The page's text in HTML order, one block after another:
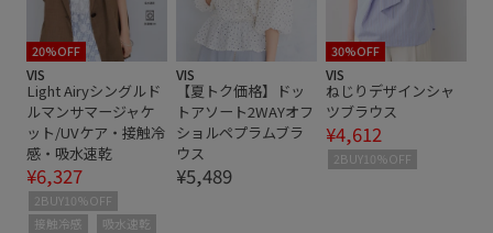
程よいゆとり 薄手 透け感
20%OFF
VIS
Light Airyシングルド
ルマンサマージャケ
ット/UVケア・接触冷
感・吸水速乾
¥6,327
2BUY10%OFF
接触冷感
吸水速乾
VIS
【夏トク価格】ドッ
トアソート2WAYオフ
ショルペプラムブラ
ウス
¥5,489
30%OFF
VIS
ねじりデザインシャ
ツブラウス
¥4,612
2BUY10%OFF